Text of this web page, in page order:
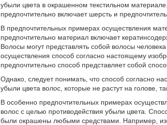
убыли цвета в окрашенном текстильном
предпочтительно включает шерсть и
В предпочтительных примерах осуществления
предпочтительно материал включает
Волосы могут представлять собой волосы
осуществления способ согласно настоящему
предпочтительно способ представляет собой
Однако, следует понимать, что способ согласно
убыли цвета волос, которые не растут на голове,
В особенно предпочтительных примерах
волос с целью противодействия убыли цвета.
были окрашены любыми средствами. Например,